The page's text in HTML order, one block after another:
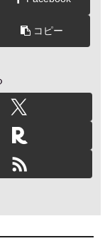
コピー